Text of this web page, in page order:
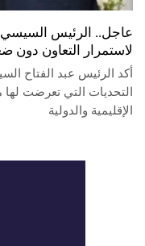
عاجل.. الرئيس السيسي
لاستمرار التعاون
أكد الرئيس عبد الفتاح
التحديات التي تعرضت
الإقليمية والدولية